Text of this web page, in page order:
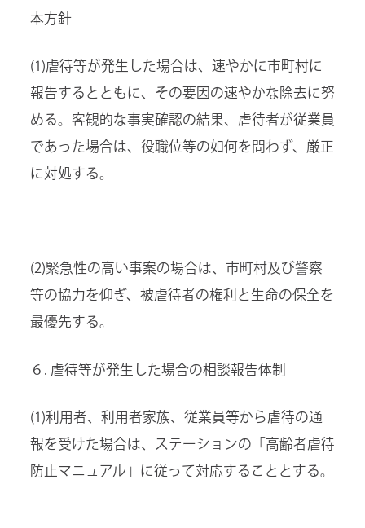
本方針
(1)虐待等が発生した場合は、速やかに市町村に
報告するとともに、その要因の速やかな除去に努
める。客観的な事実確認の結果、虐待者が従業員
であった場合は、役職位等の如何を問わず、厳正
に対処する。
(2)緊急性の高い事案の場合は、市町村及び警察
等の協力を仰ぎ、被虐待者の権利と生命の保全を
最優先する。
６. 虐待等が発生した場合の相談報告体制
(1)利用者、利用者家族、従業員等から虐待の通
報を受けた場合は、ステーションの「高齢者虐待
防止マニュアル」に従って対応することとする。